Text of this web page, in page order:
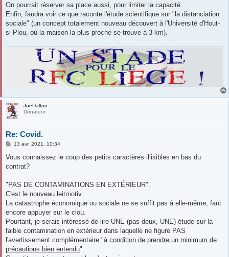
On pourrait réserver sa place aussi, pour limiter la capacité.
Enfin, faudra voir ce que raconte l'étude scientifique sur "la distanciation
sociale" (un concept totalement nouveau découvert à l'Université d'Hout-
si-Plou, où la maison la plus proche se trouve à 3 km).
JoeDalton
Donateur
Re: Covid.
M
s
a
13 avr. 2021, 10:34
Vous connaissez le coup des petits caractères illisibles en bas du
contrat?
"PAS DE CONTAMINATIONS EN EXTÉRIEUR".
C'est le nouveau leitmotiv.
La catastrophe économique ou sociale ne se suffit pas à elle-même, faut
encore appuyer sur le clou.
Pourtant, je serais intéressé de lire UNE (pas deux, UNE) étude sur la
faible contamination en extérieur dans laquelle ne figure PAS
l'avertissement complémentaire "à condition de prendre un minimum de
précautions bien entendu".